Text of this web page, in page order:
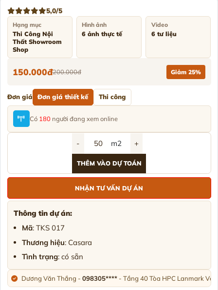
5,0/5
Hạng mục
Thi Công Nội
Thất Showroom
Shop
Hình ảnh
6 ảnh thực tế
Video
6 tư liệu
150.000đ200.000đ Giảm 25%
Đơn giá Đơn giá thiết kế Thi công
Có 180 người đang xem online
- m2 +
THÊM VÀO DỰ TOÁN
NHẬN TƯ VẤN DỰ ÁN
Thông tin dự án:
Mã: TKS 017
Thương hiệu: Casara
Tình trạng: có sẵn
Dương Văn Thắng -098305**** - Tầng 40 Tòa HPC Lanmark